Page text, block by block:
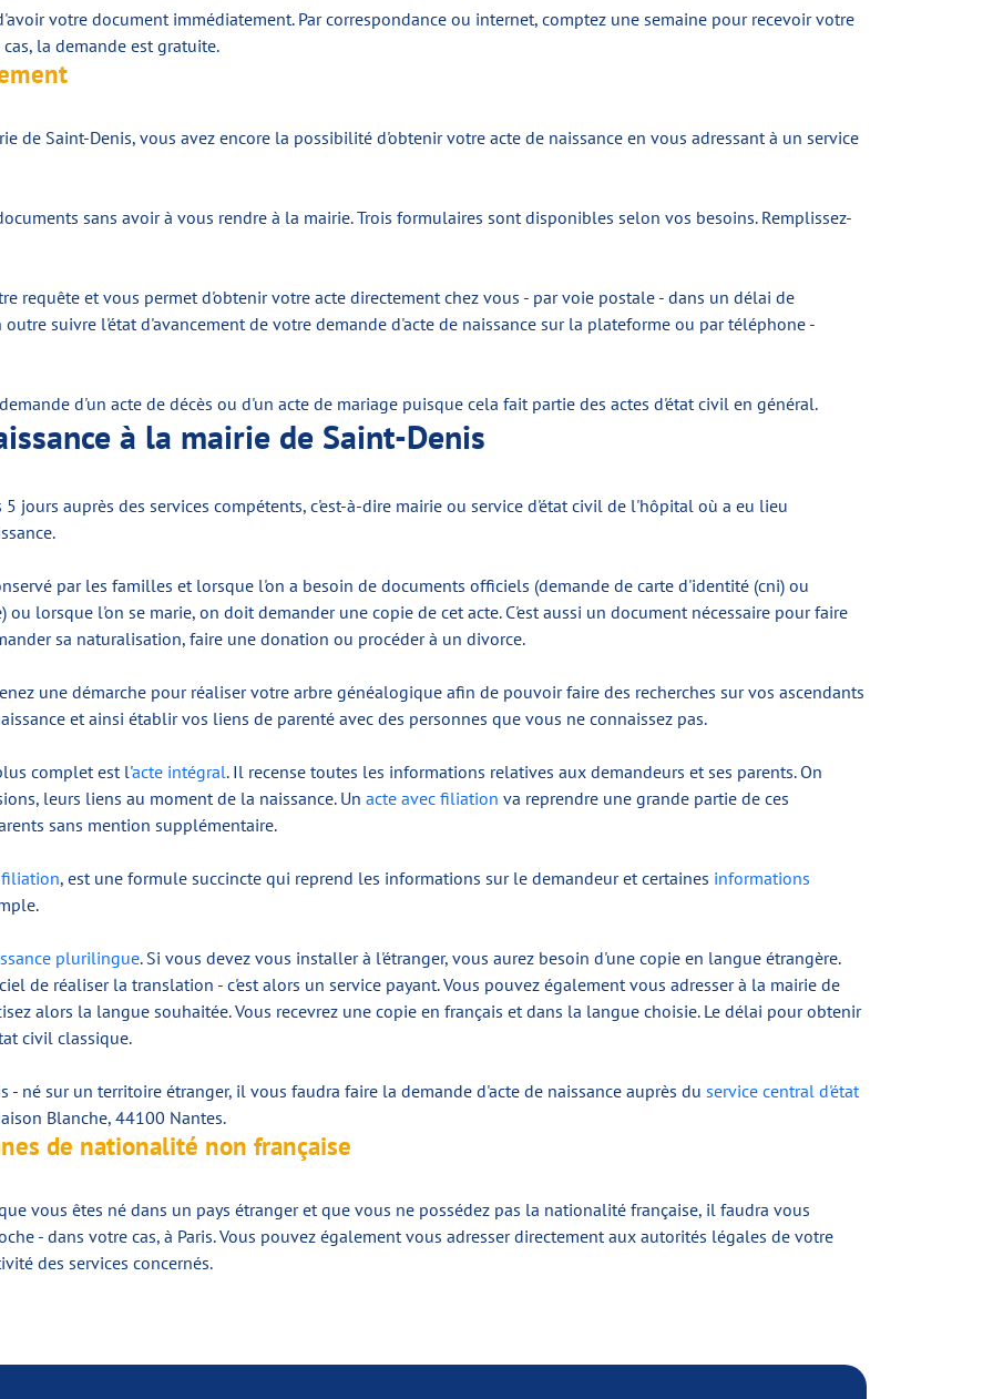
votre document immédiatement. Par correspondance ou internet, comptez une semaine pour recevoir votre
la demande est gratuite.
de Saint-Denis, vous avez encore la possibilité d'obtenir votre acte de naissance en vous adressant à un service
sans avoir à vous rendre à la mairie. Trois formulaires sont disponibles selon vos besoins. Remplissez-
requête et vous permet d'obtenir votre acte directement chez vous - par voie postale - dans un délai de
suivre l'état d'avancement de votre demande d'acte de naissance sur la plateforme ou par téléphone -
d'un acte de décès ou d'un acte de mariage puisque cela fait partie des actes d'état civil en général.
à la mairie de Saint-Denis
5 jours auprès des services compétents, c'est-à-dire mairie ou service d'état civil de l'hôpital où a eu lieu
par les familles et lorsque l'on a besoin de documents officiels (demande de carte d'identité (cni) ou
lorsque l'on se marie, on doit demander une copie de cet acte. C'est aussi un document nécessaire pour faire
sa naturalisation, faire une donation ou procéder à un divorce.
une démarche pour réaliser votre arbre généalogique afin de pouvoir faire des recherches sur vos ascendants
et ainsi établir vos liens de parenté avec des personnes que vous ne connaissez pas.
complet est l'acte intégral. Il recense toutes les informations relatives aux demandeurs et ses parents. On
leurs liens au moment de la naissance. Un acte avec filiation va reprendre une grande partie de ces
sans mention supplémentaire.
filiation, est une formule succincte qui reprend les informations sur le demandeur et certaines informations
plurilingue. Si vous devez vous installer à l'étranger, vous aurez besoin d'une copie en langue étrangère.
de réaliser la translation - c'est alors un service payant. Vous pouvez également vous adresser à la mairie de
alors la langue souhaitée. Vous recevrez une copie en français et dans la langue choisie. Le délai pour obtenir
civil classique.
- né sur un territoire étranger, il vous faudra faire la demande d'acte de naissance auprès du service central d'état
Blanche, 44100 Nantes.
de nationalité non française
vous êtes né dans un pays étranger et que vous ne possédez pas la nationalité française, il faudra vous
- dans votre cas, à Paris. Vous pouvez également vous adresser directement aux autorités légales de votre
des services concernés.